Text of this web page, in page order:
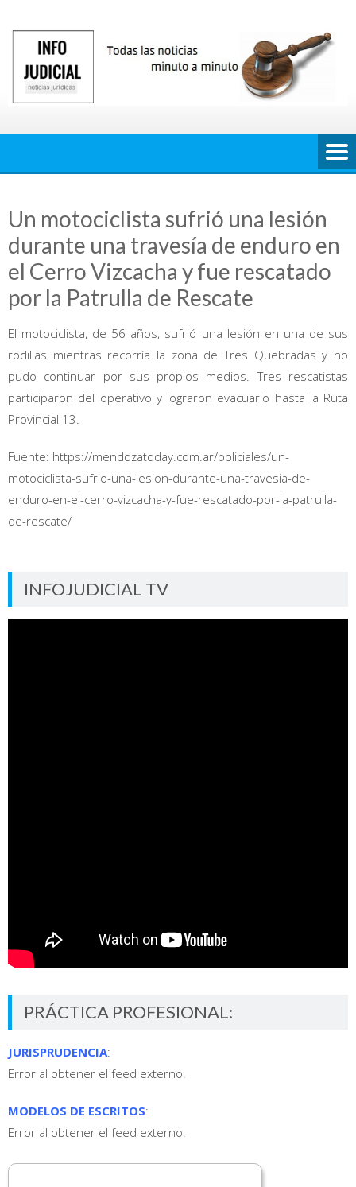
contenido
Un motociclista sufrió una lesión
durante una travesía de enduro en
el Cerro Vizcacha y fue rescatado
por la Patrulla de Rescate
El motociclista, de 56 años, sufrió una lesión en una de sus
rodillas mientras recorría la zona de Tres Quebradas y no
pudo continuar por sus propios medios. Tres rescatistas
participaron del operativo y lograron evacuarlo hasta la Ruta
Provincial 13.
Fuente: https://mendozatoday.com.ar/policiales/un-
motociclista-sufrio-una-lesion-durante-una-travesia-de-
enduro-en-el-cerro-vizcacha-y-fue-rescatado-por-la-patrulla-
de-rescate/
INFOJUDICIAL TV
PRÁCTICA PROFESIONAL:
JURISPRUDENCIA:
Error al obtener el feed externo.
MODELOS DE ESCRITOS:
Error al obtener el feed externo.